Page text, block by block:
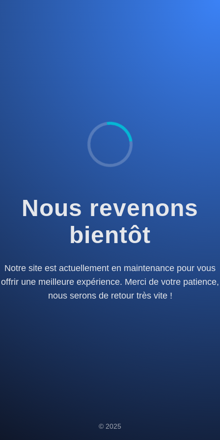
Nous revenons
bientôt
Notre site est actuellement en maintenance pour vous
offrir une meilleure expérience. Merci de votre patience,
nous serons de retour très vite !
© 2025